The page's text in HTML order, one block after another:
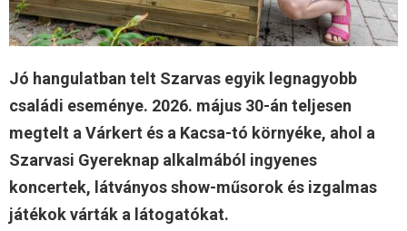
Jó hangulatban telt Szarvas egyik legnagyobb
családi eseménye. 2026. május 30-án teljesen
megtelt a Várkert és a Kacsa-tó környéke, ahol a
Szarvasi Gyereknap alkalmából ingyenes
koncertek, látványos show-műsorok és izgalmas
játékok várták a látogatókat.